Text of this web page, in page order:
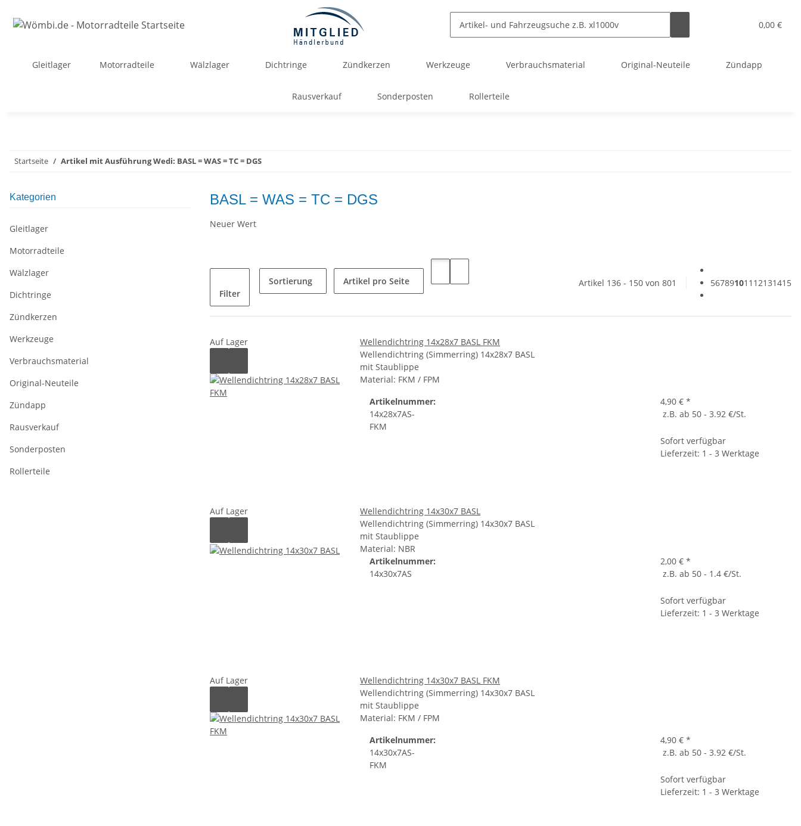
0,00 €
Gleitlager Motorradteile Wälzlager Dichtringe Zündkerzen Werkzeuge Verbrauchsmaterial Original-Neuteile Zündapp
Rausverkauf Sonderposten Rollerteile
Startseite Artikel mit Ausführung Wedi: BASL = WAS = TC = DGS
BASL = WAS = TC = DGS
Neuer Wert
Filter
Sortierung Artikel pro Seite Artikel 136 - 150 von 801 567891011 12131415
Auf Lager
Wellendichtring 14x28x7 BASL FKM
Wellendichtring (Simmerring) 14x28x7 BASL
mit Staublippe
Material: FKM / FPM
Artikelnummer:
14x28x7AS-
FKM
4,90 € *
z.B. ab 50 - 3.92 €/St.
Sofort verfügbar
Lieferzeit: 1 - 3 Werktage
Auf Lager
Wellendichtring 14x30x7 BASL
Wellendichtring (Simmerring) 14x30x7 BASL
mit Staublippe
Material: NBR
Artikelnummer:
14x30x7AS
2,00 € *
z.B. ab 50 - 1.4 €/St.
Sofort verfügbar
Lieferzeit: 1 - 3 Werktage
Auf Lager
Wellendichtring 14x30x7 BASL FKM
Wellendichtring (Simmerring) 14x30x7 BASL
mit Staublippe
Material: FKM / FPM
Artikelnummer:
14x30x7AS-
FKM
4,90 € *
z.B. ab 50 - 3.92 €/St.
Sofort verfügbar
Lieferzeit: 1 - 3 Werktage
Kategorien
Gleitlager
Motorradteile
Wälzlager
Dichtringe
Zündkerzen
Werkzeuge
Verbrauchsmaterial
Original-Neuteile
Zündapp
Rausverkauf
Sonderposten
Rollerteile